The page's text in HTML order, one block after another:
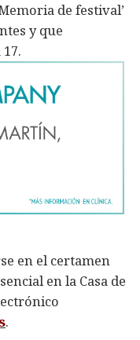
de festival’
y que
en el certamen
en la Casa de
.